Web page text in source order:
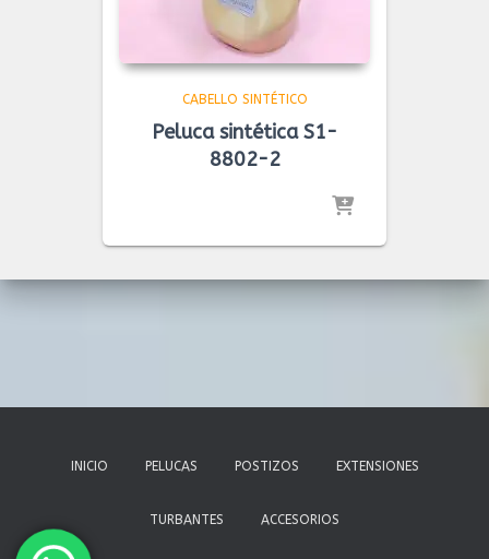
CABELLO SINTÉTICO
Peluca sintética S1-
8802-2
INICIO PELUCAS POSTIZOS EXTENSIONES
TURBANTES ACCESORIOS